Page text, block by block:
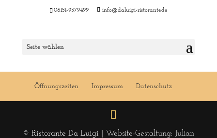
06151-9579499 info@daluigi-ristorante.de
Seite wählen
Öffnungszeiten Impressum Datenschutz
© Ristorante Da Luigi |
Website-Gestaltung: Julian